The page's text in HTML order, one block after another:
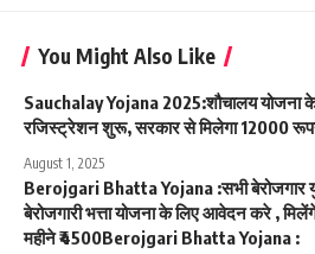
You Might Also Like
Sauchalay Yojana 2025:शौचालय योजना
रजिस्ट्रेशन शुरू, सरकार से मिलेगा 12000
August 1, 2025
Berojgari Bhatta Yojana :सभी बेरोजगार
बेरोजगारी भत्ता योजना के लिए आवेदन करे ,
महीने ₹4500Berojgari Bhatta Yojana :